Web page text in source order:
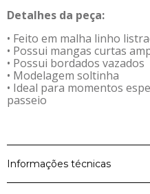
Detalhes da peça:
• Feito em malha linho
• Possui mangas curtas
• Possui bordados vazados
• Modelagem soltinha
• Ideal para momentos
passeio
Informações técnicas